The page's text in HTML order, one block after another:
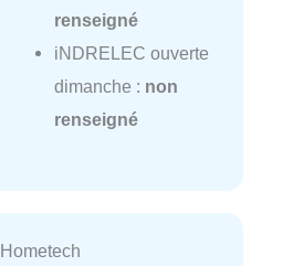
renseigné
iNDRELEC ouverte
dimanche : non
renseigné
Hometech